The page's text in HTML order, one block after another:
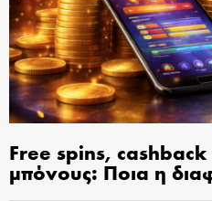
Free spins,
μπόνους: Ποια η